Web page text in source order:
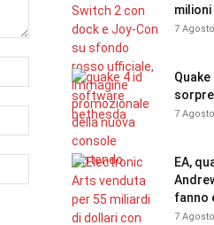
7
7
EA,
fanno
7